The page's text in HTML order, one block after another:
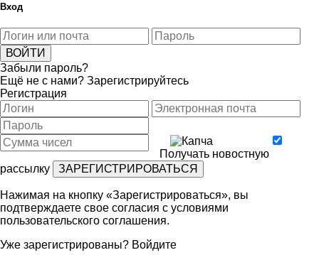
Вход
Забыли пароль?
Ещё не с нами? Зарегистрируйтесь
Регистрация
Получать новостную
рассылку
Нажимая на кнопку «Зарегистрироваться», вы
подтверждаете свое согласия с условиями
пользовательского соглашения.
Уже зарегистрированы? Войдите